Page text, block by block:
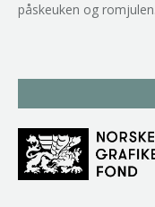
påskeuken og romjulen.